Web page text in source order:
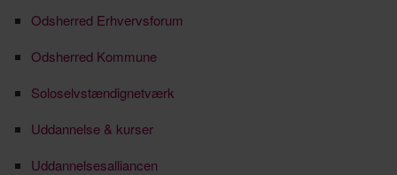
Odsherred Erhvervsforum
Odsherred Kommune
Soloselvstændignetværk
Uddannelse & kurser
Uddannelsesalliancen